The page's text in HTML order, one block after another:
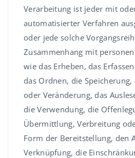
Verarbeitung ist jeder mit
automatisierter Verfahren
oder jede solche
Zusammenhang mit
wie das Erheben, das
das Ordnen, die Speicherung,
oder Veränderung, das
die Verwendung, die
Übermittlung, Verbreitung
Form der Bereitstellung, den
Verknüpfung, die